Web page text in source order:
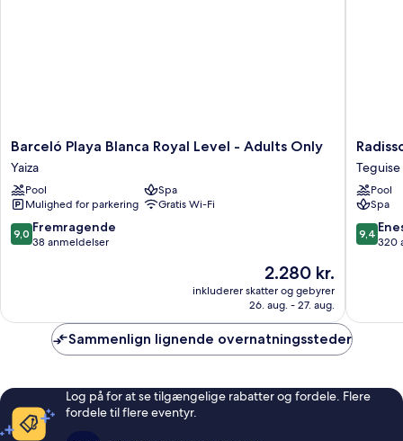
Barceló
Playa
Blanca
Royal
Level
-
Adults
Barceló Playa Blanca Royal Level - Adults Only
Yaiza
Pool
Spa
Mulighed for parkering
Gratis Wi-Fi
9.0
ud
anmeldelser
9,0 Fremragende
38 anmeldelser
Prisen
er
2.280 kr.
2.280 kr.
inkluderer skatter og gebyrer
26. aug. - 27. aug.
Blu
Resort
-
Adults
Only
Teguise
Pool
Spa
9.4
ud
9,4
320
Sammenlign lignende overnatningssteder
Log på for at se tilgængelige rabatter og fordele. Flere
fordele til flere eventyr.